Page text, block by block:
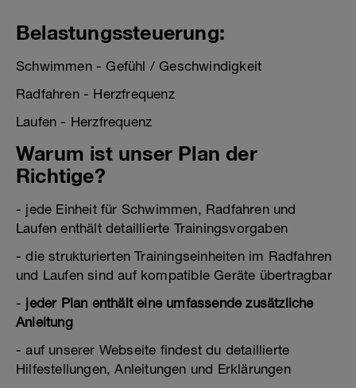
Belastungssteuerung:
Schwimmen - Gefühl / Geschwindigkeit
Radfahren - Herzfrequenz
Laufen - Herzfrequenz
Warum ist unser Plan der
Richtige?
- jede Einheit für Schwimmen, Radfahren und
Laufen enthält detaillierte Trainingsvorgaben
- die strukturierten Trainingseinheiten im Radfahren
und Laufen sind auf kompatible Geräte übertragbar
- jeder Plan enthält eine umfassende zusätzliche
Anleitung
- auf unserer Webseite findest du detaillierte
Hilfestellungen, Anleitungen und Erklärungen